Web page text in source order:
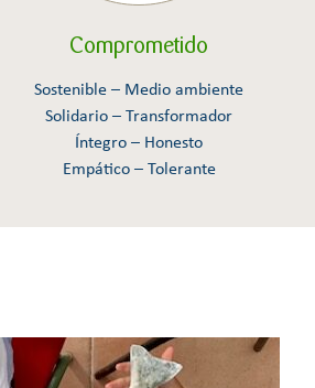
Comprometido
Sostenible – Medio ambiente
Solidario – Transformador
Íntegro – Honesto
Empático – Tolerante